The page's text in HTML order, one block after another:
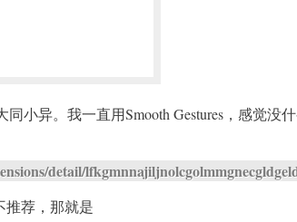
小异。我一直用Smooth Gestures，感觉没
detail/
推荐，那就是